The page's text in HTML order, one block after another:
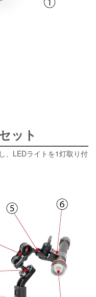
ット
、LEDライトを1灯取り付